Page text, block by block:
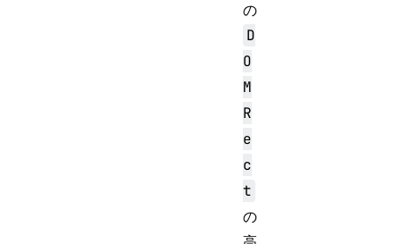
の
D
O
M
R
e
c
t
の